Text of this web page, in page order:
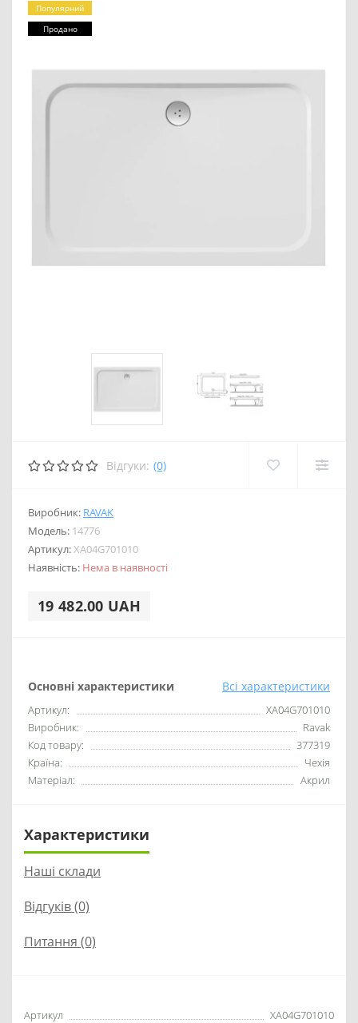
Популярний
Продано
Відгуки: (0)
Виробник: RAVAK
Модель: 14776
Артикул:XA04G701010
Наявність: Нема в наявності
19 482.00 UAH
Основні характеристики Всі характеристики
Артикул:
XA04G701010
Виробник:
Ravak
Код товару:
377319
Країна:
Чехія
Матеріал:
Акрил
Характеристики
Наші склади
Відгуків (0)
Питання (0)
Артикул
XA04G701010